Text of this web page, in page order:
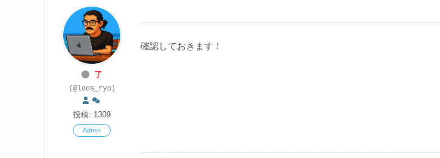
了
(@loos_ryo)
投稿: 1309
Admin
確認しておきます！